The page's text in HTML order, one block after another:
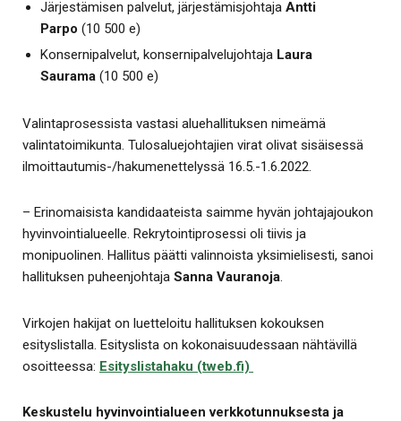
Järjestämisen palvelut, järjestämisjohtaja Antti
Parpo (10 500 e)
Konsernipalvelut, konsernipalvelujohtaja Laura
Saurama (10 500 e)
Valintaprosessista vastasi aluehallituksen nimeämä
valintatoimikunta. Tulosaluejohtajien virat olivat sisäisessä
ilmoittautumis-/hakumenettelyssä 16.5.-1.6.2022.
– Erinomaisista kandidaateista saimme hyvän johtajajoukon
hyvinvointialueelle. Rekrytointiprosessi oli tiivis ja
monipuolinen. Hallitus päätti valinnoista yksimielisesti, sanoi
hallituksen puheenjohtaja Sanna Vauranoja.
Virkojen hakijat on luetteloitu hallituksen kokouksen
esityslistalla. Esityslista on kokonaisuudessaan nähtävillä
osoitteessa: Esityslistahaku (tweb.fi)
Keskustelu hyvinvointialueen verkkotunnuksesta ja